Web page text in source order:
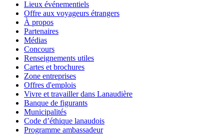
Lieux événementiels
Offre aux voyageurs étrangers
À propos
Partenaires
Médias
Concours
Renseignements utiles
Cartes et brochures
Zone entreprises
Offres d'emplois
Vivre et travailler dans Lanaudière
Banque de figurants
Municipalités
Code d’éthique lanaudois
Programme ambassadeur